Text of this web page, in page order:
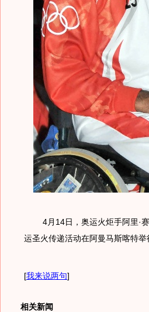
4月14日，奥运火炬手阿里·赛
运圣火传递活动在阿曼马斯喀
[我来说两句]
相关新闻